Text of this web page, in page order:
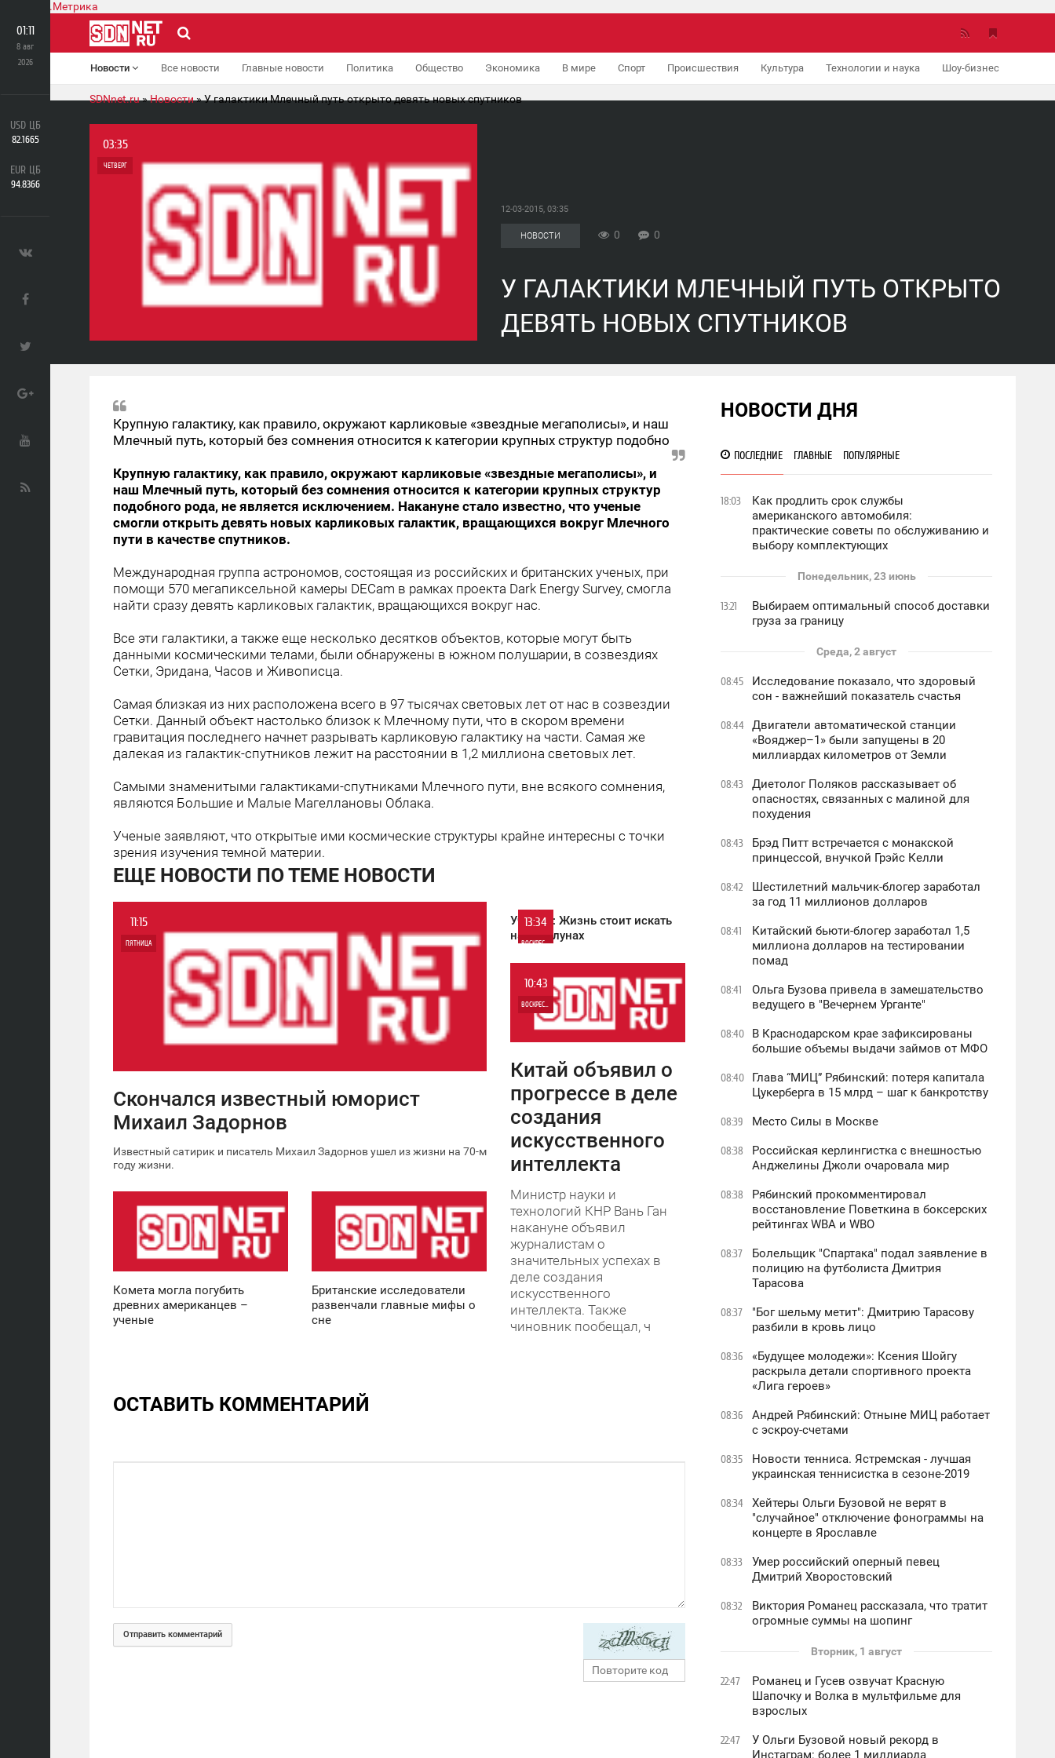
Новости Все новости Главные новости Политика Общество Экономика В мире Спорт Происшествия Культура Технологии и наука Шоу-бизнес
01:11
8 авг
2026
USD ЦБ
82.1665
EUR ЦБ
94.8366
SDNnet.ru»Новости» У галактики Млечный путь открыто девять новых спутников
03:35
ЧЕТВЕРГ
12-03-2015, 03:35
НОВОСТИ 0 0
У ГАЛАКТИКИ МЛЕЧНЫЙ ПУТЬ ОТКРЫТО
ДЕВЯТЬ НОВЫХ СПУТНИКОВ
Крупную галактику, как правило, окружают карликовые «звездные мегаполисы», и наш
Млечный путь, который без сомнения относится к категории крупных структур подобно
Крупную галактику, как правило, окружают карликовые «звездные мегаполисы», и
наш Млечный путь, который без сомнения относится к категории крупных структур
подобного рода, не является исключением. Накануне стало известно, что ученые
смогли открыть девять новых карликовых галактик, вращающихся вокруг Млечного
пути в качестве спутников.
Международная группа астрономов, состоящая из российских и британских ученых, при
помощи 570 мегапиксельной камеры DECam в рамках проекта Dark Energy Survey, смогла
найти сразу девять карликовых галактик, вращающихся вокруг нас.
Все эти галактики, а также еще несколько десятков объектов, которые могут быть
данными космическими телами, были обнаружены в южном полушарии, в созвездиях
Сетки, Эридана, Часов и Живописца.
Самая близкая из них расположена всего в 97 тысячах световых лет от нас в созвездии
Сетки. Данный объект настолько близок к Млечному пути, что в скором времени
гравитация последнего начнет разрывать карликовую галактику на части. Самая же
далекая из галактик-спутников лежит на расстоянии в 1,2 миллиона световых лет.
Самыми знаменитыми галактиками-спутниками Млечного пути, вне всякого сомнения,
являются Большие и Малые Магеллановы Облака.
Ученые заявляют, что открытые ими космические структуры крайне интересны с точки
зрения изучения темной материи.
ЕЩЕ НОВОСТИ ПО ТЕМЕ НОВОСТИ
11:15
ПЯТНИЦА
Скончался известный юморист
Михаил Задорнов
Известный сатирик и писатель Михаил Задорнов ушел из жизни на 70-м
году жизни.
Комета могла погубить
древних американцев –
ученые
11:36
Британские исследователи
развенчали главные мифы о
сне
13:34
ВОСКРЕСЕНЬЕ
Ученые: Жизнь стоит искать
на экзолунах
10:43
ВОСКРЕСЕНЬЕ
0
Китай объявил о
прогрессе в деле
создания
искусственного
интеллекта
Министр науки и
технологий КНР Вань Ган
накануне объявил
журналистам о
значительных успехах в
деле создания
искусственного
интеллекта. Также
чиновник пообещал, ч
ОСТАВИТЬ КОММЕНТАРИЙ
Отправить комментарий
НОВОСТИ ДНЯ
ПОСЛЕДНИЕ ГЛАВНЫЕ ПОПУЛЯРНЫЕ
18:03
Как продлить срок службы
американского автомобиля:
практические советы по обслуживанию и
выбору комплектующих
Понедельник, 23 июнь
13:21
Выбираем оптимальный способ доставки
груза за границу
Среда, 2 август
08:45
Исследование показало, что здоровый
сон - важнейший показатель счастья
08:44
Двигатели автоматической станции
«Вояджер–1» были запущены в 20
миллиардах километров от Земли
08:43
Диетолог Поляков рассказывает об
опасностях, связанных с малиной для
похудения
08:43
Брэд Питт встречается с монакской
принцессой, внучкой Грэйс Келли
08:42
Шестилетний мальчик-блогер заработал
за год 11 миллионов долларов
08:41
Китайский бьюти-блогер заработал 1,5
миллиона долларов на тестировании
помад
08:41
Ольга Бузова привела в замешательство
ведущего в "Вечернем Урганте"
08:40
В Краснодарском крае зафиксированы
большие объемы выдачи займов от МФО
08:40
Глава “МИЦ” Рябинский: потеря капитала
Цукерберга в 15 млрд – шаг к банкротству
08:39 Место Силы в Москве
08:38
Российская керлингистка с внешностью
Анджелины Джоли очаровала мир
08:38
Рябинский прокомментировал
восстановление Поветкина в боксерских
рейтингах WBA и WBO
08:37
Болельщик "Спартака" подал заявление в
полицию на футболиста Дмитрия
Тарасова
08:37
"Бог шельму метит": Дмитрию Тарасову
разбили в кровь лицо
08:36
«Будущее молодежи»: Ксения Шойгу
раскрыла детали спортивного проекта
«Лига героев»
08:36
Андрей Рябинский: Отныне МИЦ работает
с эскроу-счетами
08:35
Новости тенниса. Ястремская - лучшая
украинская теннисистка в сезоне-2019
08:34
Хейтеры Ольги Бузовой не верят в
"случайное" отключение фонограммы на
концерте в Ярославле
08:33
Умер российский оперный певец
Дмитрий Хворостовский
08:32
Виктория Романец рассказала, что тратит
огромные суммы на шопинг
Вторник, 1 август
22:47
Романец и Гусев озвучат Красную
Шапочку и Волка в мультфильме для
взрослых
22:47
У Ольги Бузовой новый рекорд в
Инстаграм: более 1 миллиарда